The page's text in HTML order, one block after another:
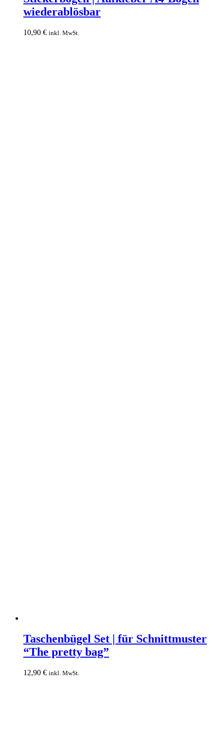
Aufkleber
A4-
wiederablösbar
wiederablösbar
10,90 € inkl. MwSt.
Set
|
für
“The
pretty
Taschenbügel Set | für Schnittmuster
“The pretty bag”
12,90 € inkl. MwSt.